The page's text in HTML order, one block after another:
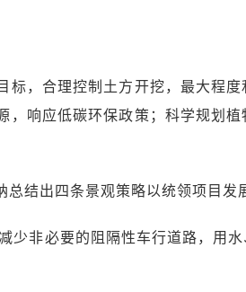
标，合理控制土方开挖，最大程
，响应低碳环保政策；科学规划
结出四条景观策略以统领项目发
少非必要的阻隔性车行道路，用